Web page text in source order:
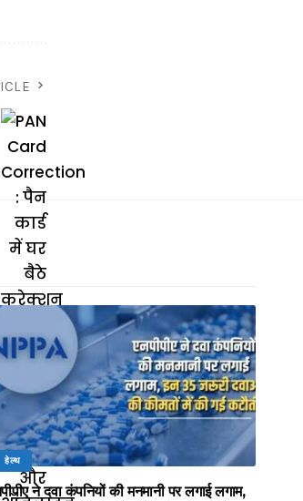
हेल्थ
ने दवा कंपनियों की मनमानी पर लगाई लगाम,